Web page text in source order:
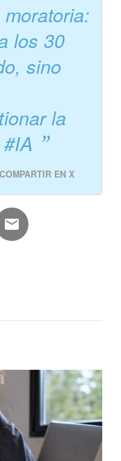
los 30
sino
la
COMPARTIR EN X